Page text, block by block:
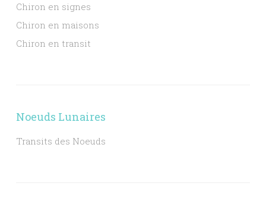
Chiron en signes
Chiron en maisons
Chiron en transit
Noeuds Lunaires
Transits des Noeuds